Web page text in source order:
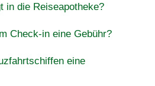
in die Reiseapotheke?
Check-in eine Gebühr?
eine